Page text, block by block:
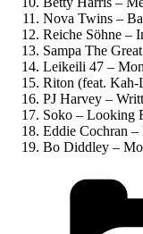
Nova Twins –
Reiche Söhne –
Sampa The
Leikeili 47 –
Riton (feat. Kah-
PJ Harvey –
Soko – Looking
Eddie Cochran
Bo Diddley –